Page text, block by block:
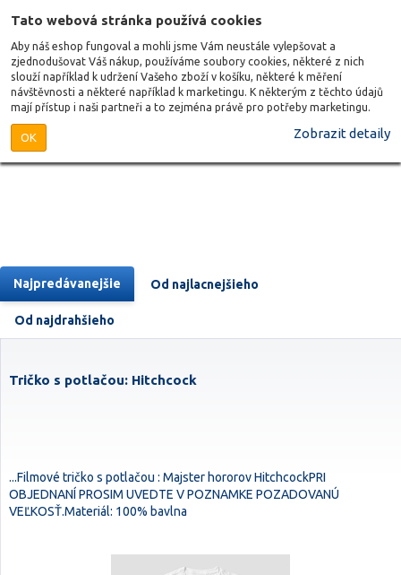
Tato webová stránka používá cookies
Aby náš eshop fungoval a mohli jsme Vám neustále vylepšovat a
zjednodušovat Váš nákup, používáme soubory cookies, některé z nich
slouží například k udržení Vašeho zboží v košíku, některé k měření
návštěvnosti a některé například k marketingu. K některým z těchto údajů
mají přístup i naši partneři a to zejména právě pro potřeby marketingu.
OK Zobrazit detaily
Najpredávanejšie Od najlacnejšieho
Od najdrahšieho
Tričko s potlačou: Hitchcock
...Filmové tričko s potlačou : Majster hororov HitchcockPRI
OBJEDNANÍ PROSIM UVEDTE V POZNAMKE POZADOVANÚ
VEĽKOSŤ.Materiál: 100% bavlna